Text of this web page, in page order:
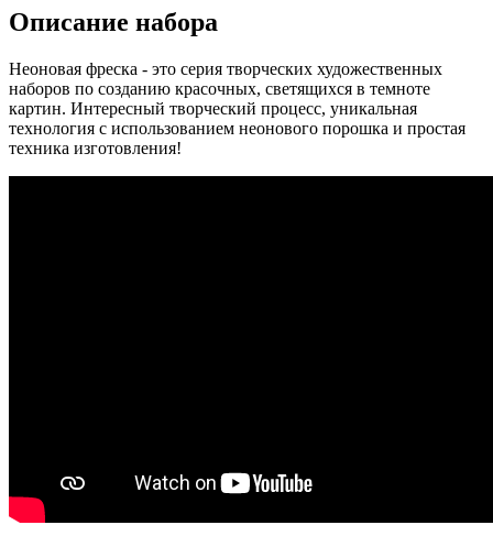
Описание набора
Неоновая фреска - это серия творческих художественных
наборов по созданию красочных, светящихся в темноте
картин. Интересный творческий процесс, уникальная
технология с использованием неонового порошка и простая
техника изготовления!